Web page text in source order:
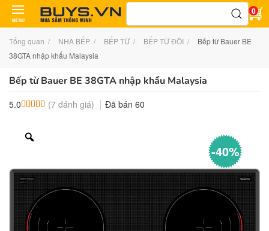
MENU
Tìm
0
Tổng quan NHÀ BẾP BẾP TỪ BẾP TỪ ĐÔI
Bếp từ Bauer BE
38GTA nhập khẩu Malaysia
Bếp từ Bauer BE 38GTA nhập khẩu Malaysia
5.0 5.0 trên 5 dựa trên
7 đánh giá
(7 đánh giá) Đã bán 60
-40%